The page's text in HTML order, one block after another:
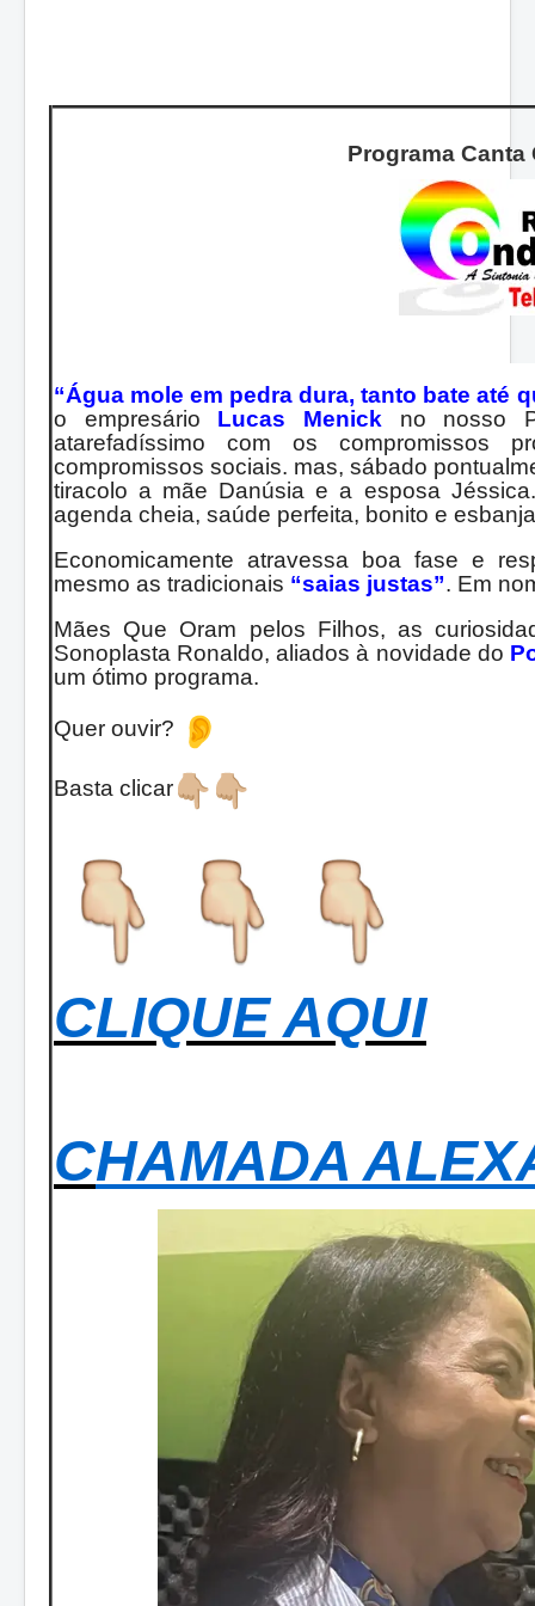
Programa
“Água mole em pedra dura, tanto bate até
o empresário Lucas Menick no nosso
atarefadíssimo com os compromissos
compromissos sociais. mas, sábado
tiracolo a mãe Danúsia e a esposa
agenda cheia, saúde perfeita, bonito e
Economicamente atravessa boa fase e
mesmo as tradicionais “saias justas”. Em
Mães Que Oram pelos Filhos, as
Sonoplasta Ronaldo, aliados à novidade do
um ótimo programa.
Quer ouvir?
Basta clicar
CLIQUE AQUI
CHAMADA